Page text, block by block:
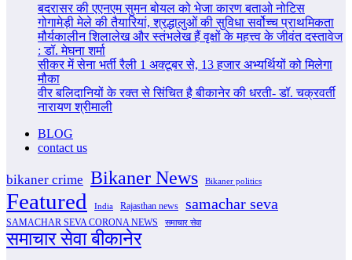
बदरासर की एएनएम सुमन बोयल को भेजा कारण बताओ नोटिस
गोगामेड़ी मेले की तैयारियां, श्रद्धालुओं की सुविधा सर्वोच्च प्राथमिकता
मौर्यकालीन शिलालेख और स्तंभलेख हैं वृक्षों के महत्त्व के जीवंत दस्तावेज
: डॉ. मेघना शर्मा
सीकर में सेना भर्ती रैली 1 अक्टूबर से, 13 हजार अभ्यर्थियों को मिलेगा
मौका
वीर बलिदानियों के रक्त से सिंचित है बीकानेर की धरती- डॉ. चक्रवर्ती
नारायण श्रीमाली
BLOG
contact us
bikaner crime Bikaner News Bikaner politics
Featured India Rajasthan news samachar seva
SAMACHAR SEVA CORONA NEWS समाचार सेवा
समाचार सेवा बीकानेर